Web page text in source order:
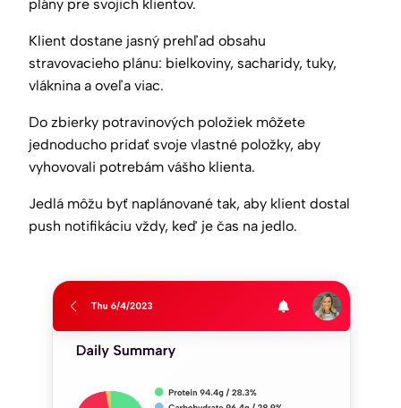
plány pre svojich klientov.
Klient dostane jasný prehľad obsahu
stravovacieho plánu: bielkoviny, sacharidy, tuky,
vláknina a oveľa viac.
Do zbierky potravinových položiek môžete
jednoducho pridať svoje vlastné položky, aby
vyhovovali potrebám vášho klienta.
Jedlá môžu byť naplánované tak, aby klient dostal
push notifikáciu vždy, keď je čas na jedlo.